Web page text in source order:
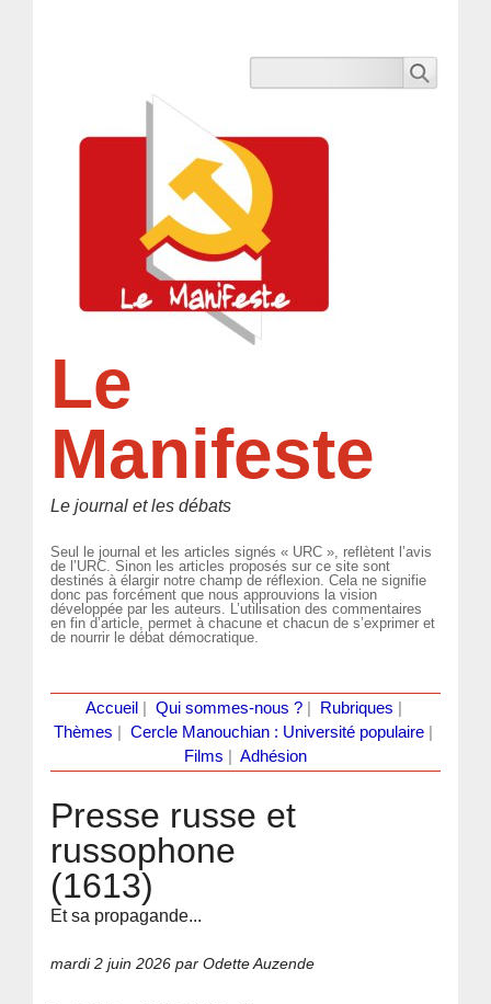
Le
Manifeste
Le journal et les débats
Seul le journal et les articles signés « URC », reflètent l’avis
de l’URC. Sinon les articles proposés sur ce site sont
destinés à élargir notre champ de réflexion. Cela ne signifie
donc pas forcément que nous approuvions la vision
développée par les auteurs. L’utilisation des commentaires
en fin d’article, permet à chacune et chacun de s’exprimer et
de nourrir le débat démocratique.
Accueil Qui sommes-nous ?| Rubriques
Thèmes
Cercle Manouchian : Université populaire
Films
Adhésion
Presse russe et
russophone
(1613)
Et sa propagande...
mardi 2 juin 2026 par Odette Auzende